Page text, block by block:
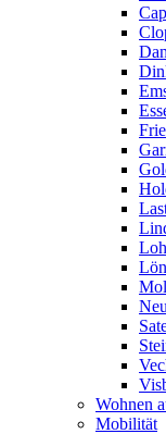
Wohnen
Mobilität